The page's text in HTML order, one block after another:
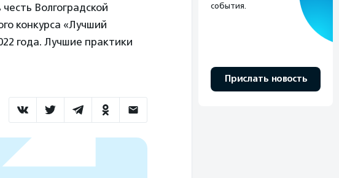
Волгоградской
конкурса «Лучший
года. Лучшие практики
события.
Прислать новость